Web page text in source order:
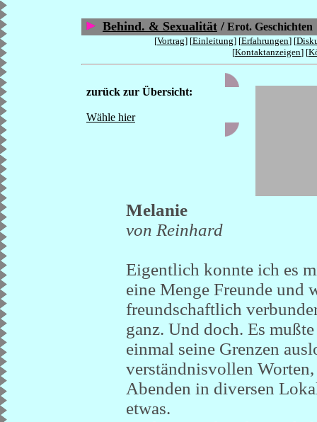
Behind. & Sexualität / Erot. Geschichten
[Vortrag] [Einleitung] [Erfahrungen] [
[Kontaktanzeigen] [
zurück zur Übersicht:
Wähle hier
Melanie
von Reinhard
Eigentlich konnte ich es
eine Menge Freunde und
freundschaftlich
ganz. Und doch. Es
einmal seine Grenzen
verständnisvollen
Abenden in diversen
etwas.